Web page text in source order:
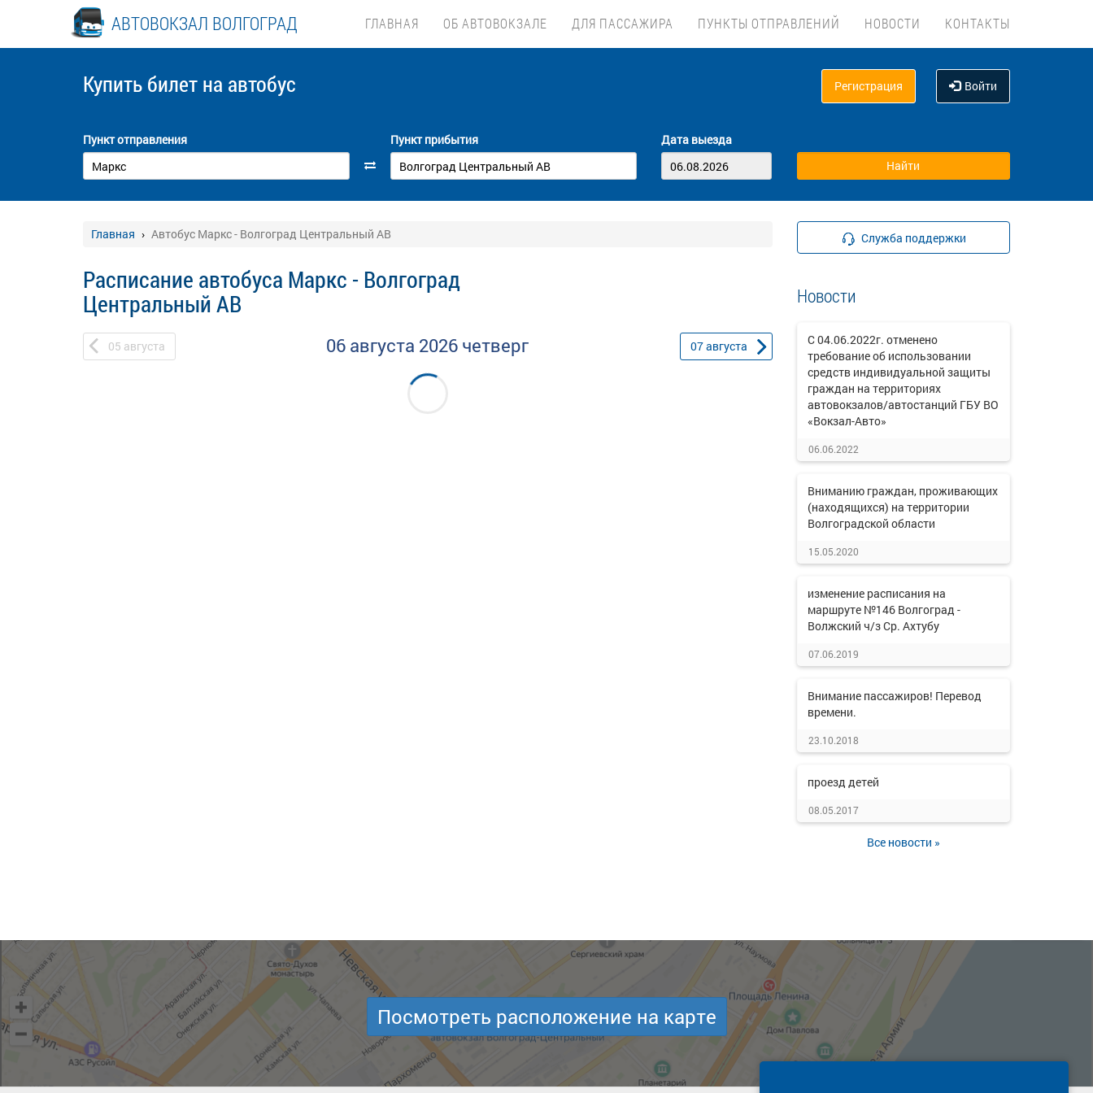
АВТОВОКЗАЛ ВОЛГОГРАД ГЛАВНАЯ ОБ АВТОВОКЗАЛЕ ДЛЯ ПАССАЖИРА ПУНКТЫ ОТПРАВЛЕНИЙ НОВОСТИ КОНТАКТЫ
Купить билет на автобус Регистрация Войти
Пункт отправления Пункт прибытия Дата выезда
Главная Автобус Маркс - Волгоград Центральный АВ
Расписание автобуса Маркс - Волгоград
Центральный АВ
05 августа 06 августа 2026 четверг 07августа
Служба поддержки
Новости
С 04.06.2022г. отменено
требование об использовании
средств индивидуальной защиты
граждан на территориях
автовокзалов/автостанций ГБУ ВО
«Вокзал-Авто»
06.06.2022
Вниманию граждан, проживающих
(находящихся) на территории
Волгоградской области
15.05.2020
изменение расписания на
маршруте №146 Волгоград -
Волжский ч/з Ср. Ахтубу
07.06.2019
Внимание пассажиров! Перевод
времени.
23.10.2018
проезд детей
08.05.2017
Все новости »
Посмотреть расположение на карте